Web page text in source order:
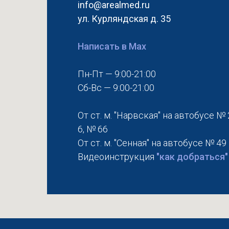
info@arealmed.ru
ул. Курляндская д. 35
Написать в Max
Пн-Пт — 9:00-21:00
Сб-Вс — 9:00-21:00
От ст. м. "Нарвская" на автобусе
6, № 66
От ст. м. "Сенная" на автобусе № 49
Видеоинструкция "как добраться"